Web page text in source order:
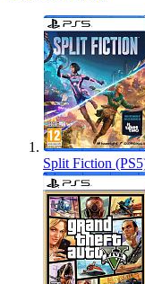
Split Fiction